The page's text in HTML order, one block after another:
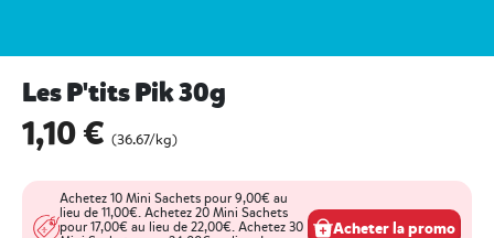
Les P'tits Pik 30g
undefined out of 5 Customer Rating
1,10 € (36.67/kg)
Achetez 10 Mini Sachets pour 9,00€ au
lieu de 11,00€. Achetez 20 Mini Sachets
pour 17,00€ au lieu de 22,00€. Achetez 30
Acheter la promo